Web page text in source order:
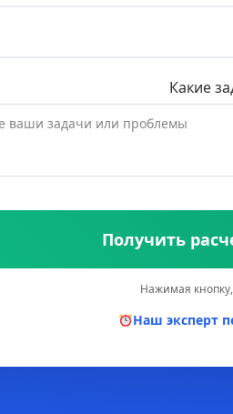
Какие
Получить
Нажимая
Наш эксперт